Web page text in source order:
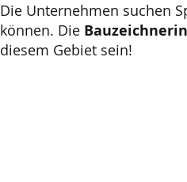
Die Unternehmen suchen
können. Die
diesem Gebiet sein!